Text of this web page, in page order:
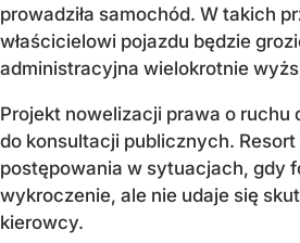
prowadziła samochód. W takich
właścicielowi pojazdu będzie
administracyjna wielokrotnie
Projekt nowelizacji prawa o ruchu
do konsultacji publicznych.
postępowania w sytuacjach, gdy
wykroczenie, ale nie udaje się
kierowcy.